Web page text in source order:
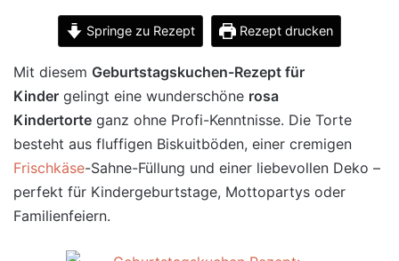
Springe zu Rezept Rezept drucken
Mit diesem Geburtstagskuchen-Rezept für
Kinder gelingt eine wunderschöne rosa
Kindertorte ganz ohne Profi-Kenntnisse. Die Torte
besteht aus fluffigen Biskuitböden, einer cremigen
Frischkäse-Sahne-Füllung und einer liebevollen Deko –
perfekt für Kindergeburtstage, Mottopartys oder
Familienfeiern.